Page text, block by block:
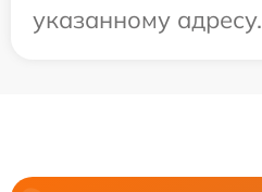
указанному адресу.